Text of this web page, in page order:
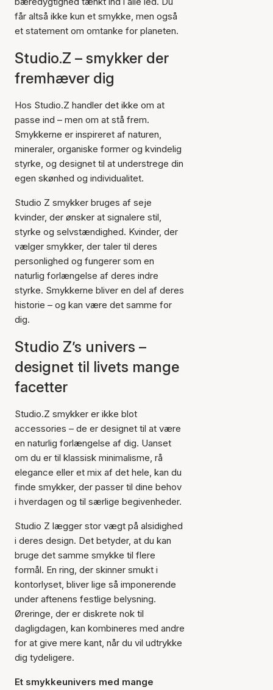
får altså ikke kun et smykke, men også
et statement om omtanke for planeten.
Studio.Z – smykker der
fremhæver dig
Hos Studio.Z handler det ikke om at
passe ind – men om at stå frem.
Smykkerne er inspireret af naturen,
mineraler, organiske former og kvindelig
styrke, og designet til at understrege din
egen skønhed og individualitet.
Studio Z smykker bruges af seje
kvinder, der ønsker at signalere stil,
styrke og selvstændighed. Kvinder, der
vælger smykker, der taler til deres
personlighed og fungerer som en
naturlig forlængelse af deres indre
styrke. Smykkerne bliver en del af deres
historie – og kan være det samme for
dig.
Studio Z’s univers –
designet til livets mange
facetter
Studio.Z smykker er ikke blot
accessories – de er designet til at være
en naturlig forlængelse af dig. Uanset
om du er til klassisk minimalisme, rå
elegance eller et mix af det hele, kan du
finde smykker, der passer til dine behov
i hverdagen og til særlige begivenheder.
Studio Z lægger stor vægt på alsidighed
i deres design. Det betyder, at du kan
bruge det samme smykke til flere
formål. En ring, der skinner smukt i
kontorlyset, bliver lige så imponerende
under aftenens festlige belysning.
Øreringe, der er diskrete nok til
dagligdagen, kan kombineres med andre
for at give mere kant, når du vil udtrykke
dig tydeligere.
Et smykkeunivers med mange